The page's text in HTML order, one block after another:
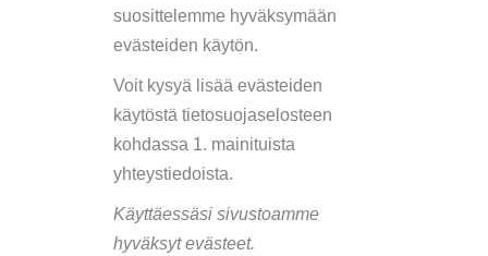
suosittelemme hyväksymään
evästeiden käytön.
Voit kysyä lisää evästeiden
käytöstä tietosuojaselosteen
kohdassa 1. mainituista
yhteystiedoista.
Käyttäessäsi sivustoamme
hyväksyt evästeet.